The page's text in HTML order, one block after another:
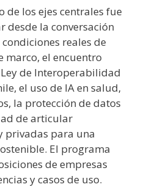
de los ejes centrales fue
desde la conversación
reales de
marco, el encuentro
de Interoperabilidad
el uso de IA en salud,
la protección de datos
de articular
privadas para una
El programa
de empresas
y casos de uso.